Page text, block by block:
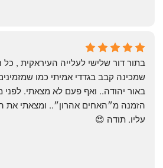
שי
4 months ago
עליו. תודה 😍